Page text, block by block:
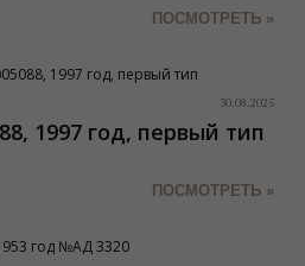
ПОСМОТРЕТЬ »
30.08.2025
1997 год, первый тип
ПОСМОТРЕТЬ »